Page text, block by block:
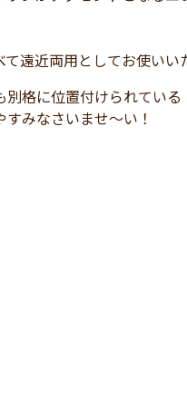
遠近両用としてお使いい
格に位置付けられてい
みなさいませ～い！